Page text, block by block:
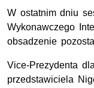
W ostatnim dniu
Wykonawczego
obsadzenie
Vice-Prezydenta
przedstawiciela